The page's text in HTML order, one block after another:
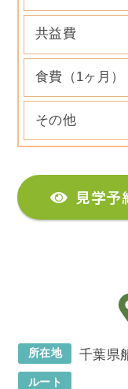
共益費
食費（1ヶ月）
その他
見学予
所在地 千葉県
ルート